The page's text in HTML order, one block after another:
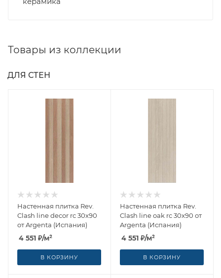
Товары из коллекции
ДЛЯ СТЕН
Настенная плитка Rev.
Clash line decor rc 30x90
от Argenta (Испания)
4 551 ₽/м²
В КОРЗИНУ
Настенная плитка Rev.
Clash line oak rc 30x90 от
Argenta (Испания)
4 551 ₽/м²
В КОРЗИНУ